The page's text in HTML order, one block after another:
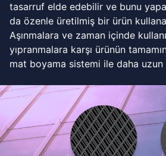
tasarruf elde edebilir ve bunu
da özenle üretilmiş bir ürün
Aşınmalara ve zaman içinde
yıpranmalara karşı ürünün
mat boyama sistemi ile daha